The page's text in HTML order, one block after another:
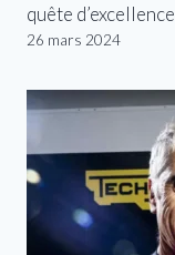
quête d’excellence
26 mars 2024